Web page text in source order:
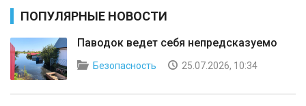
ПОПУЛЯРНЫЕ НОВОСТИ
Паводок ведет себя непредсказуемо
Безопасность 25.07.2026, 10:34